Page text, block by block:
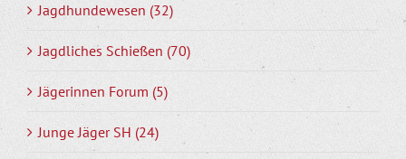
Jagdhundewesen (32)
Jagdliches Schießen (70)
Jägerinnen Forum (5)
Junge Jäger SH (24)